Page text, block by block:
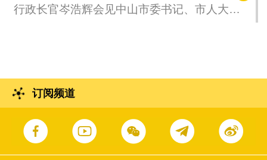
行政长官岑浩辉会见中山市委书记、市人大常
订阅频道